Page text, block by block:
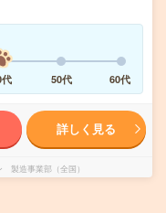
50代 60代
詳しく見る
製造事業部（全国）